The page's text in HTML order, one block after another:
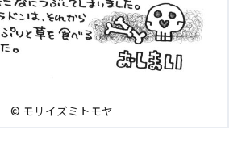
© モリイズミトモヤ